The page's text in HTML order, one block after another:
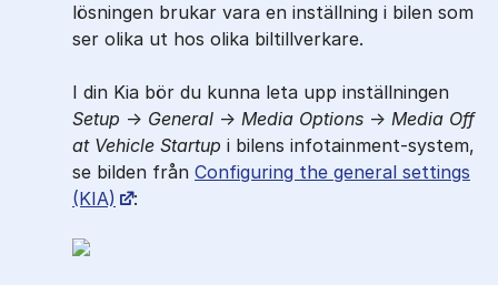
lösningen brukar vara en inställning i bilen som
ser olika ut hos olika biltillverkare.
I din Kia bör du kunna leta upp inställningen
Setup -> General -> Media Options -> Media Off
at Vehicle Startup i bilens infotainment-system,
se bilden från Configuring the general settings
(KIA)
: